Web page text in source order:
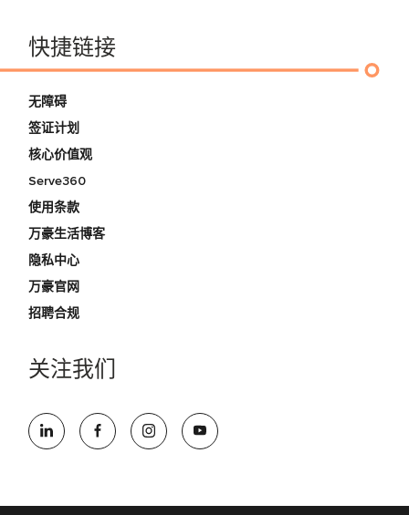
快捷链接
无障碍
签证计划
核心价值观
Serve360
使用条款
万豪生活博客
隐私中心
万豪官网
招聘合规
关注我们